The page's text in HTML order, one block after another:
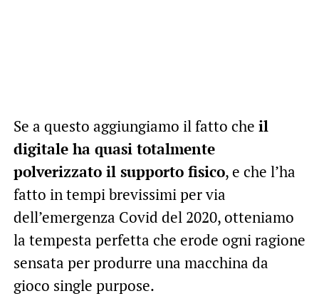
Se a questo aggiungiamo il fatto che il
digitale ha quasi totalmente
polverizzato il supporto fisico, e che l’ha
fatto in tempi brevissimi per via
dell’emergenza Covid del 2020, otteniamo
la tempesta perfetta che erode ogni ragione
sensata per produrre una macchina da
gioco single purpose.